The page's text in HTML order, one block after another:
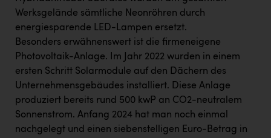
Werksgelände sämtliche Neonröhren durch
energiesparende LED-Lampen ersetzt.
Besonders erwähnenswert ist die firmeneigene
Photovoltaik-Anlage. Im Jahr 2022 wurden in einem
ersten Schritt Solarmodule auf den Dächern des
Unternehmensgebäudes installiert. Diese Anlage
produziert bereits rund 500 kwP an CO2-neutralem
Sonnenstrom. Anfang 2024 hat man noch einmal
nachgelegt und einen siebenstelligen Euro-Betrag in